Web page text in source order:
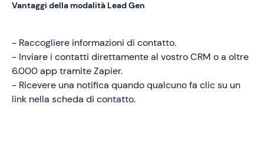
Vantaggi della modalità Lead Gen
- Raccogliere informazioni di contatto.
- Inviare i contatti direttamente al vostro CRM o a oltre
6.000 app tramite Zapier.
- Ricevere una notifica quando qualcuno fa clic su un
link nella scheda di contatto.